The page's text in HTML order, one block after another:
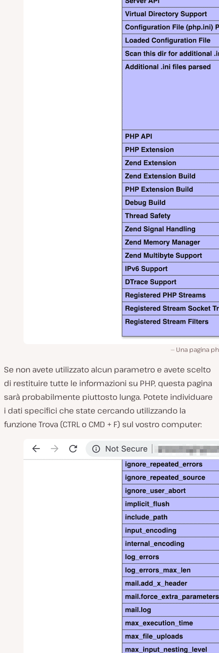
Una pagina
Se non avete utilizzato alcun parametro e avete scelto
di restituire tutte le informazioni su PHP, questa pagina
sarà probabilmente piuttosto lunga. Potete individuare
i dati specifici che state cercando utilizzando la
funzione Trova (CTRL o CMD + F) sul vostro computer: